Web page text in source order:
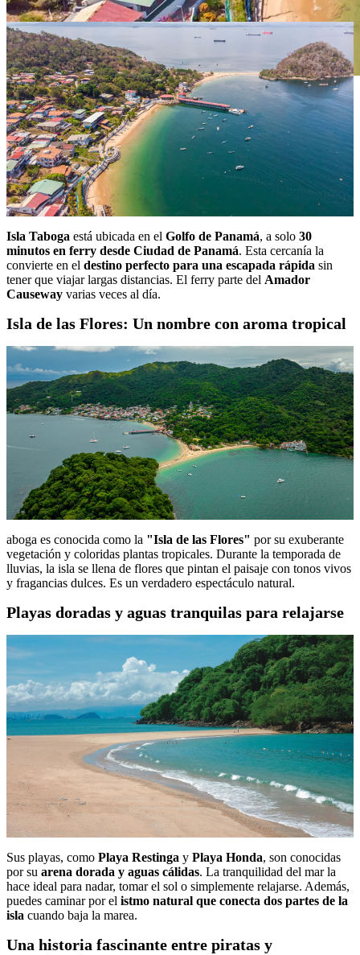
Isla Taboga está ubicada en el Golfo de Panamá, a solo 30
minutos en ferry desde Ciudad de Panamá. Esta cercanía la
convierte en el destino perfecto para una escapada rápida sin
tener que viajar largas distancias. El ferry parte del Amador
Causeway varias veces al día.
Isla de las Flores: Un nombre con aroma tropical
aboga es conocida como la "Isla de las Flores" por su exuberante
vegetación y coloridas plantas tropicales. Durante la temporada de
lluvias, la isla se llena de flores que pintan el paisaje con tonos vivos
y fragancias dulces. Es un verdadero espectáculo natural.
Playas doradas y aguas tranquilas para relajarse
Sus playas, como Playa Restinga y Playa Honda, son conocidas
por su arena dorada y aguas cálidas. La tranquilidad del mar la
hace ideal para nadar, tomar el sol o simplemente relajarse. Además,
puedes caminar por el istmo natural que conecta dos partes de la
isla cuando baja la marea.
Una historia fascinante entre piratas y